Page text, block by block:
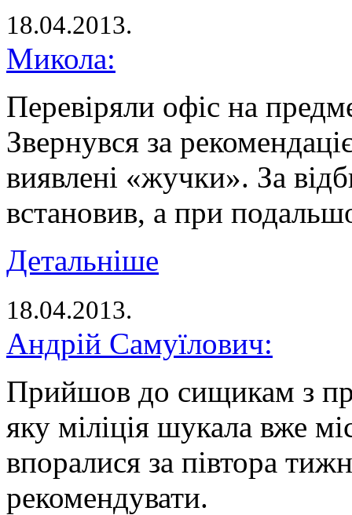
18.04.2013.
Микола:
Перевіряли офіс на
Звернувся за
виявлені «жучки». За
встановив, а при
Детальніше
18.04.2013.
Андрій Самуїлович:
Прийшов до сищикам з
яку міліція шукала вже
впоралися за півтора
рекомендувати.